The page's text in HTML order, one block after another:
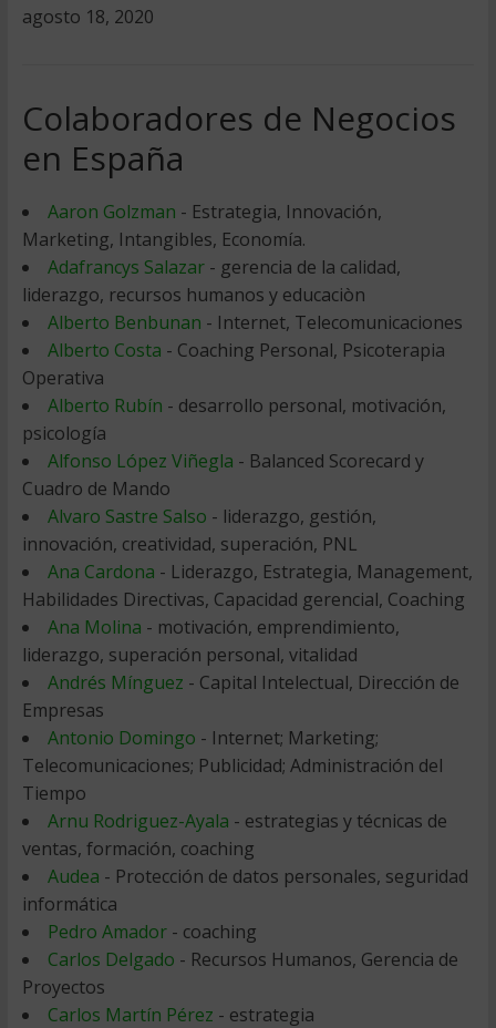
agosto 18, 2020
Colaboradores de Negocios
en España
Aaron Golzman - Estrategia, Innovación,
Marketing, Intangibles, Economía.
Adafrancys Salazar- gerencia de la calidad,
liderazgo, recursos humanos y educaciòn
Alberto Benbunan - Internet, Telecomunicaciones
Alberto Costa - Coaching Personal, Psicoterapia
Operativa
Alberto Rubín - desarrollo personal, motivación,
psicología
Alfonso López Viñegla - Balanced Scorecard y
Cuadro de Mando
Alvaro Sastre Salso - liderazgo, gestión,
innovación, creatividad, superación, PNL
Ana Cardona - Liderazgo, Estrategia, Management,
Habilidades Directivas, Capacidad gerencial, Coaching
Ana Molina - motivación, emprendimiento,
liderazgo, superación personal, vitalidad
Andrés Mínguez - Capital Intelectual, Dirección de
Empresas
Antonio Domingo - Internet; Marketing;
Telecomunicaciones; Publicidad; Administración del
Tiempo
Arnu Rodriguez-Ayala - estrategias y técnicas de
ventas, formación, coaching
Audea - Protección de datos personales, seguridad
informática
Pedro Amador- coaching
Carlos Delgado - Recursos Humanos, Gerencia de
Proyectos
Carlos Martín Pérez - estrategia